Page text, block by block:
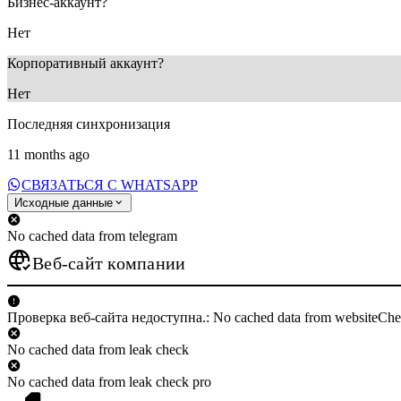
Нет
Корпоративный аккаунт?
Нет
Последняя синхронизация
11 months ago
СВЯЗАТЬСЯ С WHATSAPP
Исходные данные
No cached data from telegram
Веб-сайт компании
Проверка веб-сайта недоступна.: No cached data from
No cached data from leak check
No cached data from leak check pro